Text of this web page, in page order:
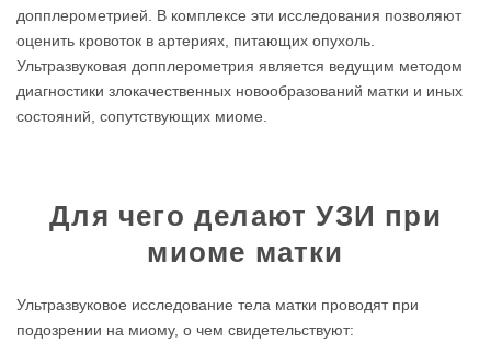
допплерометрией. В комплексе эти исследования позволяют
оценить кровоток в артериях, питающих опухоль.
Ультразвуковая допплерометрия является ведущим методом
диагностики злокачественных новообразований матки и иных
состояний, сопутствующих миоме.
Для чего делают УЗИ при
миоме матки
Ультразвуковое исследование тела матки проводят при
подозрении на миому, о чем свидетельствуют: